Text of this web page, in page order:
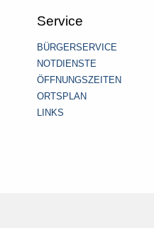
Service
BÜRGERSERVICE
NOTDIENSTE
ÖFFNUNGSZEITEN
ORTSPLAN
LINKS